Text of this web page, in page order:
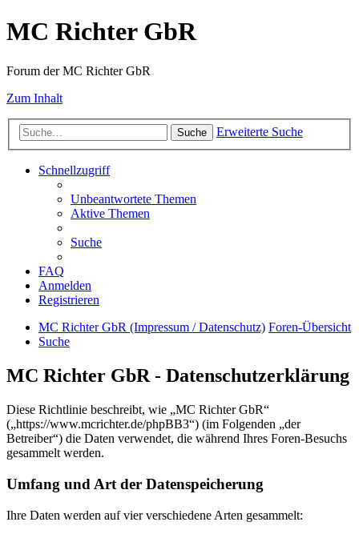
MC Richter GbR
Forum der MC Richter GbR
Zum Inhalt
Suche Erweiterte Suche
Schnellzugriff
Unbeantwortete Themen
Aktive Themen
Suche
FAQ
Anmelden
Registrieren
MC Richter GbR (Impressum / Datenschutz) Foren-Übersicht
Suche
MC Richter GbR - Datenschutzerklärung
Diese Richtlinie beschreibt, wie „MC Richter GbR“
(„https://www.mcrichter.de/phpBB3“) (im Folgenden „der
Betreiber“) die Daten verwendet, die während Ihres Foren-Besuchs
gesammelt werden.
Umfang und Art der Datenspeicherung
Ihre Daten werden auf vier verschiedene Arten gesammelt: